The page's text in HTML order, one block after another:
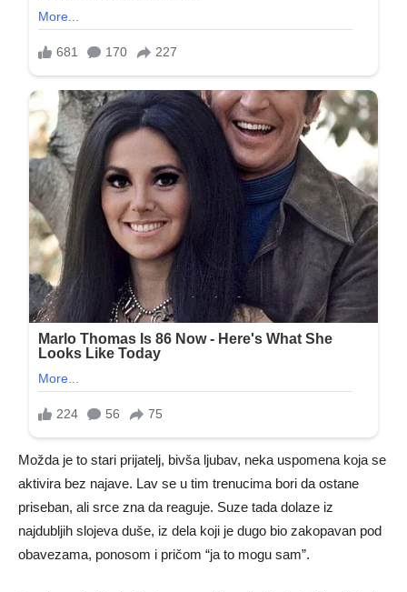
Možda je to stari prijatelj, bivša ljubav, neka uspomena koja se
aktivira bez najave. Lav se u tim trenucima bori da ostane
priseban, ali srce zna da reaguje. Suze tada dolaze iz
najdubljih slojeva duše, iz dela koji je dugo bio zakopavan pod
obavezama, ponosom i pričom “ja to mogu sam”.